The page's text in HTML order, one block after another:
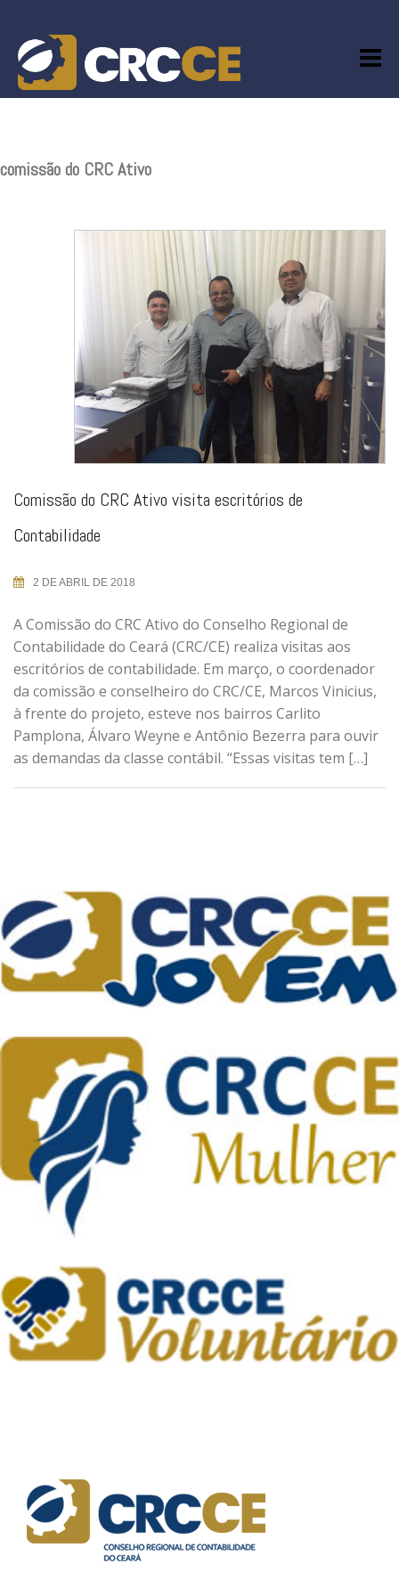
content
comissão do CRC Ativo
Comissão do CRC Ativo visita escritórios de
Contabilidade
2 DE ABRIL DE 2018
A Comissão do CRC Ativo do Conselho Regional de
Contabilidade do Ceará (CRC/CE) realiza visitas aos
escritórios de contabilidade. Em março, o coordenador
da comissão e conselheiro do CRC/CE, Marcos Vinicius,
à frente do projeto, esteve nos bairros Carlito
Pamplona, Álvaro Weyne e Antônio Bezerra para ouvir
as demandas da classe contábil. “Essas visitas tem […]